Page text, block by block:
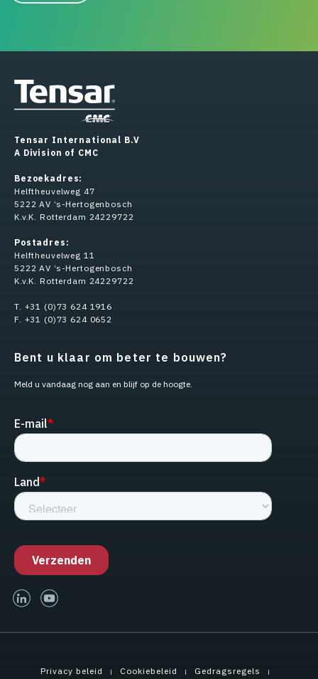
Tensar International B.V
A Division of CMC
Bezoekadres:
Helftheuvelweg 47
5222 AV ’s-Hertogenbosch
K.v.K. Rotterdam 24229722
Postadres:
Helftheuvelweg 11
5222 AV ’s-Hertogenbosch
K.v.K. Rotterdam 24229722
T. +31 (0)73 624 1916
F. +31 (0)73 624 0652
Bent u klaar om beter te bouwen?
Meld u vandaag nog aan en blijf op de hoogte.
linked-inyoutube
Privacy beleid Cookiebeleid
Gedragsregels